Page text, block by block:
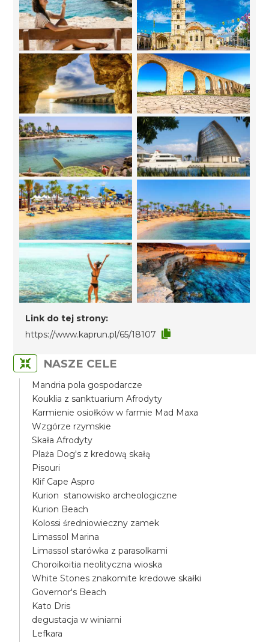
Link do tej strony:
https://www.kaprun.pl/65/18107
NASZE CELE
Mandria pola gospodarcze
Kouklia z sanktuarium Afrodyty
Karmienie osiołków w farmie Mad Maxa
Wzgórze rzymskie
Skała Afrodyty
Plaża Dog's z kredową skałą
Pisouri
Klif Cape Aspro
Kurion stanowisko archeologiczne
Kurion Beach
Kolossi średniowieczny zamek
Limassol Marina
Limassol starówka z parasolkami
Choroikoitia neolityczna wioska
White Stones znakomite kredowe skałki
Governor's Beach
Kato Dris
degustacja w winiarni
Lefkara